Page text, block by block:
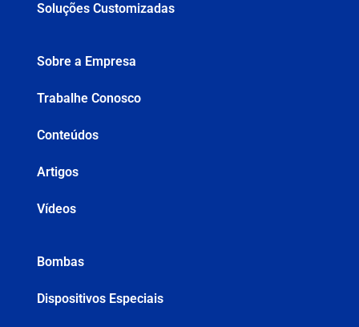
Soluções Customizadas
Sobre a Empresa
Trabalhe Conosco
Conteúdos
Artigos
Vídeos
Bombas
Dispositivos Especiais